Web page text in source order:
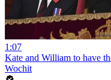
1:07
Kate and William to have
Wochit